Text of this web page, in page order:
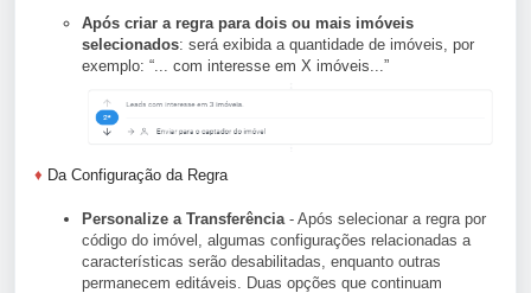
Após criar a regra para dois ou mais imóveis
selecionados: será exibida a quantidade de imóveis, por
exemplo: “... com interesse em X imóveis...”
♦ Da Configuração da Regra
Personalize a Transferência - Após selecionar a regra por
código do imóvel, algumas configurações relacionadas a
características serão desabilitadas, enquanto outras
permanecem editáveis. Duas opções que continuam